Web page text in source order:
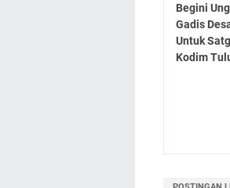
Begini
Gadis
Untuk
Kodim